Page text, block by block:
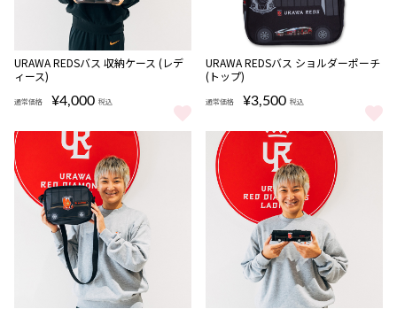
URAWA REDSバス 収納ケース (レデ
ィース)
通常価格 ¥4,000 税込
URAWA REDSバス 収納ケース (レディース) をもっと見る
URAWA REDSバス ショルダーポーチ
(トップ)
通常価格 ¥3,500 税込
URAWA REDSバス ショルダー